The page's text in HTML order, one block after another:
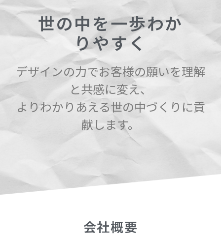
世の中を一歩わか
りやすく
デザインの力でお客様の願いを理解
と共感に変え、
よりわかりあえる世の中づくりに貢
献します。
会社概要